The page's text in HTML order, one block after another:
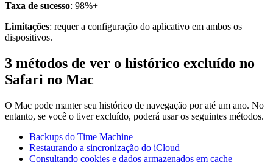
Taxa de sucesso: 98%+
Limitações: requer a configuração do aplicativo em ambos os
dispositivos.
3 métodos de ver o histórico excluído no
Safari no Mac
O Mac pode manter seu histórico de navegação por até um ano. No
entanto, se você o tiver excluído, poderá usar os seguintes métodos.
Backups do Time Machine
Restaurando a sincronização do iCloud
Consultando cookies e dados armazenados em cache